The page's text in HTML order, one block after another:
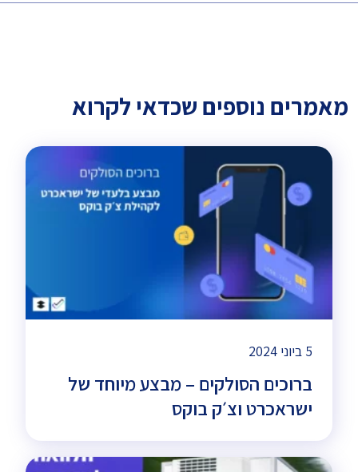
מאמרים נוספים שכדאי לקרוא
ברוכים הסולקים – מבצע מיוחד של
ישראכרט וצ׳ק בוקס
5 ביוני 2024